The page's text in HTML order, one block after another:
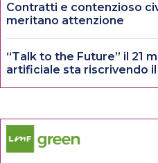
Contratti e contenzioso
meritano attenzione
“Talk to the Future” il 21
artificiale sta riscrivendo